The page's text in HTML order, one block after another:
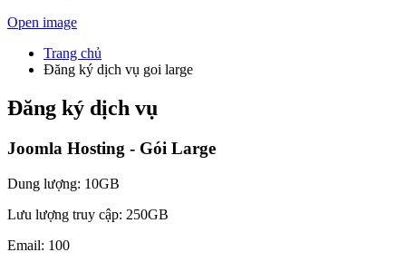
Open image
Trang chủ
Đăng ký dịch vụ goi large
Đăng ký dịch vụ
Joomla Hosting - Gói Large
Dung lượng: 10GB
Lưu lượng truy cập: 250GB
Email: 100